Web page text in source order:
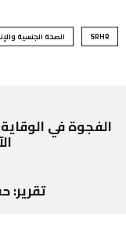
SRHR الصحة الجنسية
الفجوة في
تقرير: